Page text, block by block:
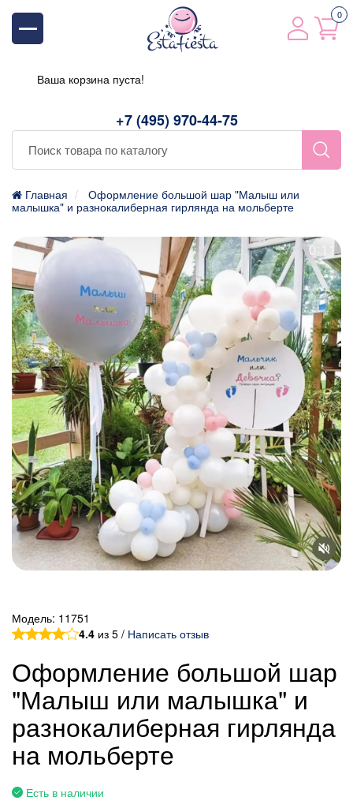
+7 (495) 970-44-75
0
Ваша корзина пуста!
Главная
Оформление большой шар "Малыш или
малышка" и разнокалиберная гирлянда на мольберте
Модель: 11751
4.4 из 5 / Написать отзыв
Оформление большой шар
"Малыш или малышка" и
разнокалиберная гирлянда
на мольберте
Есть в наличии